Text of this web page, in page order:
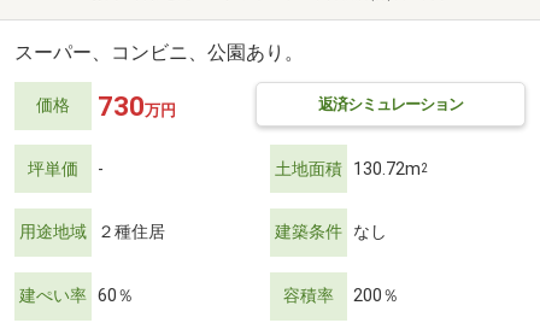
スーパー、コンビニ、公園あり。
価格 返済シミュレーション
730万円
坪単価 - 土地面積 130.72m2
用途地域 ２種住居 建築条件 なし
建ぺい率 60％ 容積率 200％